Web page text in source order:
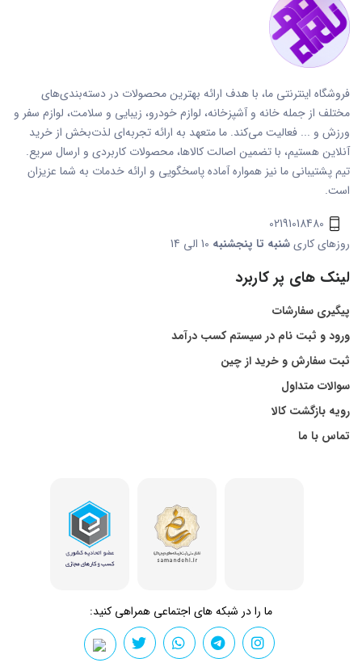
فروشگاه اینترنتی ما، با هدف ارائه بهترین محصولات در دسته‌بندی‌های
مختلف از جمله خانه و آشپزخانه، لوازم خودرو، زیبایی و سلامت، لوازم سفر و
ورزش و ... فعالیت می‌کند. ما متعهد به ارائه تجربه‌ای لذت‌بخش از خرید
آنلاین هستیم، با تضمین اصالت کالاها، محصولات کاربردی و ارسال سریع.
تیم پشتیبانی ما نیز همواره آماده پاسخگویی و ارائه خدمات به شما عزیزان
است.
02191018480
روزهای کاریشنبه تا پنجشنبه
لینک های پر کاربرد
پیگیری سفارشات
ورود و ثبت نام در سیستم کسب درآمد
ثبت سفارش و خرید از چین
سوالات متداول
رویه بازگشت کالا
تماس با ما
ما را در شبکه های اجتماعی همراهی کنید: